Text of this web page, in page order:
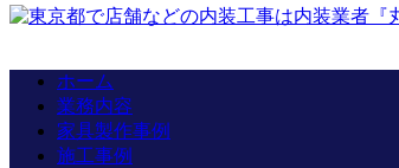
ホーム
業務内容
家具製作事例
施工事例